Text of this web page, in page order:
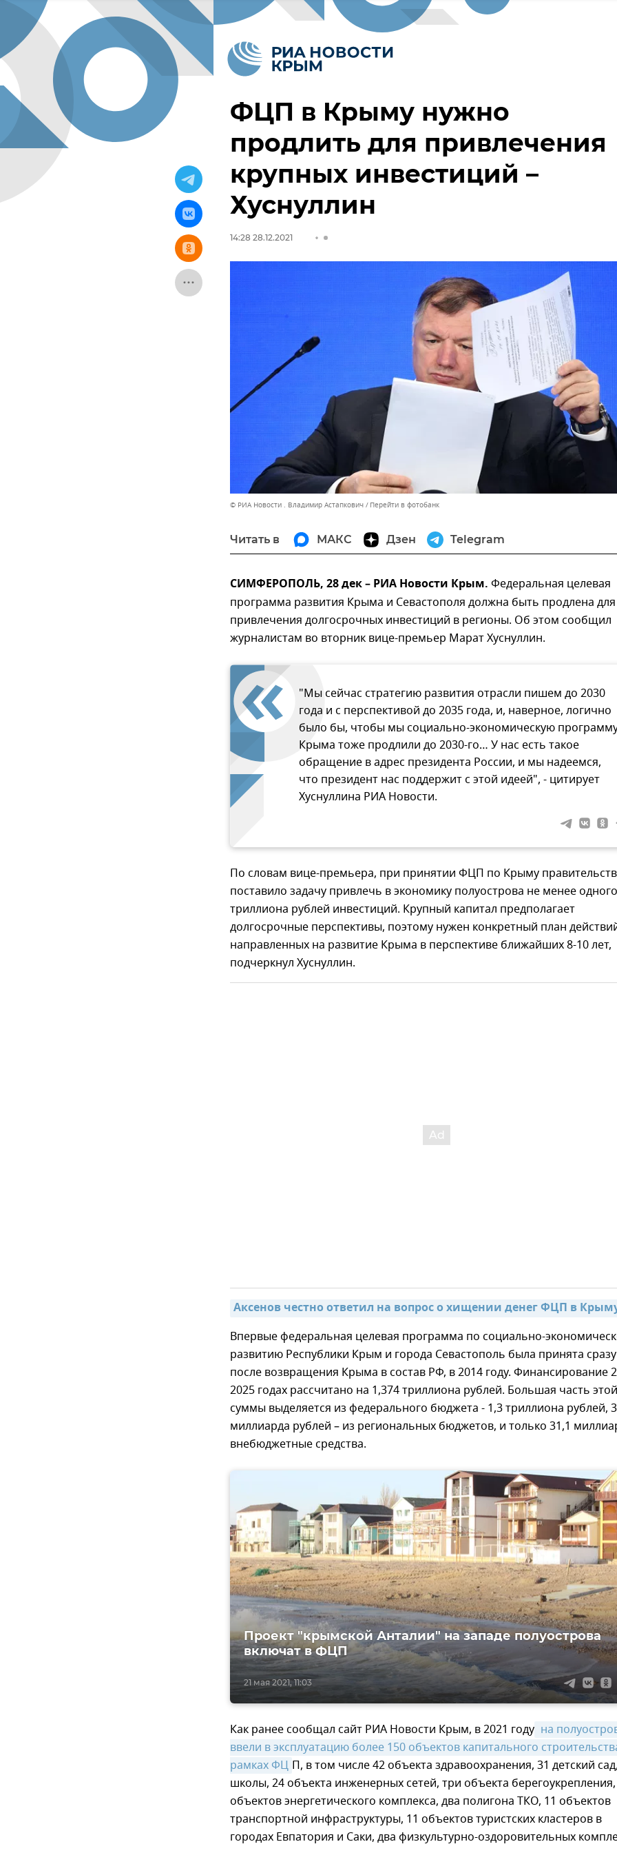
ФЦП в Крыму нужно
продлить для привлечения
крупных инвестиций –
Хуснуллин
14:28 28.12.2021
© РИА Новости . Владимир Астапкович Перейти в фотобанк
Читать в МАКС Дзен Telegram
СИМФЕРОПОЛЬ, 28 дек – РИА Новости Крым. Федеральная целевая
программа развития Крыма и Севастополя должна быть продлена для
привлечения долгосрочных инвестиций в регионы. Об этом сообщил
журналистам во вторник вице-премьер Марат Хуснуллин.
"Мы сейчас стратегию развития отрасли пишем до 2030
года и с перспективой до 2035 года, и, наверное, логично
было бы, чтобы мы социально-экономическую
Крыма тоже продлили до 2030-го… У нас есть такое
обращение в адрес президента России, и мы надеемся,
что президент нас поддержит с этой идеей", - цитирует
Хуснуллина РИА Новости.
По словам вице-премьера, при принятии ФЦП по Крыму
поставило задачу привлечь в экономику полуострова не менее одного
триллиона рублей инвестиций. Крупный капитал предполагает
долгосрочные перспективы, поэтому нужен конкретный план
направленных на развитие Крыма в перспективе ближайших 8-10 лет,
подчеркнул Хуснуллин.
Аксенов честно ответил на вопрос о хищении денег ФЦП в
Впервые федеральная целевая программа по социально-
развитию Республики Крым и города Севастополь была принята сразу
после возвращения Крыма в состав РФ, в 2014 году. Финансирование
2025 годах рассчитано на 1,374 триллиона рублей. Большая часть этой
суммы выделяется из федерального бюджета - 1,3 триллиона рублей,
миллиарда рублей – из региональных бюджетов, и только 31,1
внебюджетные средства.
21 мая 2021, 11:03
Проект "крымской Анталии" на западе полуострова
включат в ФЦП
Как ранее сообщал сайт РИА Новости Крым, в 2021 году на
ввели в эксплуатацию более 150 объектов капитального
рамках ФЦ П, в том числе 42 объекта здравоохранения, 31 детский
школы, 24 объекта инженерных сетей, три объекта
объектов энергетического комплекса, два полигона ТКО, 11 объектов
транспортной инфраструктуры, 11 объектов туристских кластеров в
городах Евпатория и Саки, два физкультурно-оздоровительных